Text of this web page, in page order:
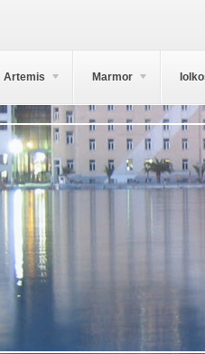
Artemis Marmor